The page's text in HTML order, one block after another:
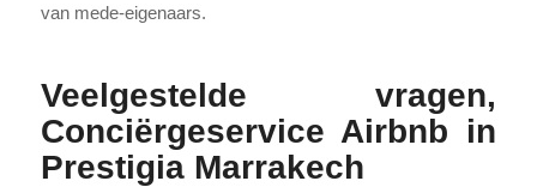
van mede-eigenaars.
Veelgestelde vragen,
Conciërgeservice Airbnb in
Prestigia Marrakech